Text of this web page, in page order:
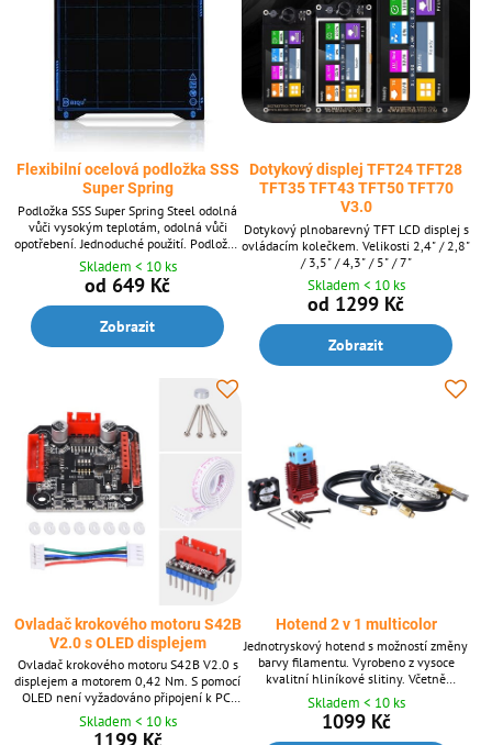
Flexibilní ocelová podložka SSS
Super Spring
Podložka SSS Super Spring Steel odolná
vůči vysokým teplotám, odolná vůči
opotřebení. Jednoduché použití. Podložka
je flexibilní. Využitelná pro velké
množství materiálů PLA, PETG, TPU,
ABS, atd.
Skladem < 10 ks
od 649 Kč
Zobrazit
Dotykový displej TFT24 TFT28
TFT35 TFT43 TFT50 TFT70
V3.0
Dotykový plnobarevný TFT LCD displej s
ovládacím kolečkem. Velikosti 2,4" / 2,8"
/ 3,5" / 4,3" / 5" / 7"
Skladem < 10 ks
od 1299 Kč
Zobrazit
Ovladač krokového motoru S42B
V2.0 s OLED displejem
Ovladač krokového motoru S42B V2.0 s
displejem a motorem 0,42 Nm. S pomocí
OLED není vyžadováno připojení k PC.
Jednoduché a intuitivní ovládání pomocí
displeje.
Skladem < 10 ks
1199 Kč
Hotend 2 v 1 multicolor
Jednotryskový hotend s možností změny
barvy filamentu. Vyrobeno z vysoce
kvalitní hliníkové slitiny. Včetně
topného tělesa, termistoru a ventilátoru.
Napětí dle volby 12 nebo 24 V. Barva dle
volby červená nebo černá.
Skladem < 10 ks
1099 Kč